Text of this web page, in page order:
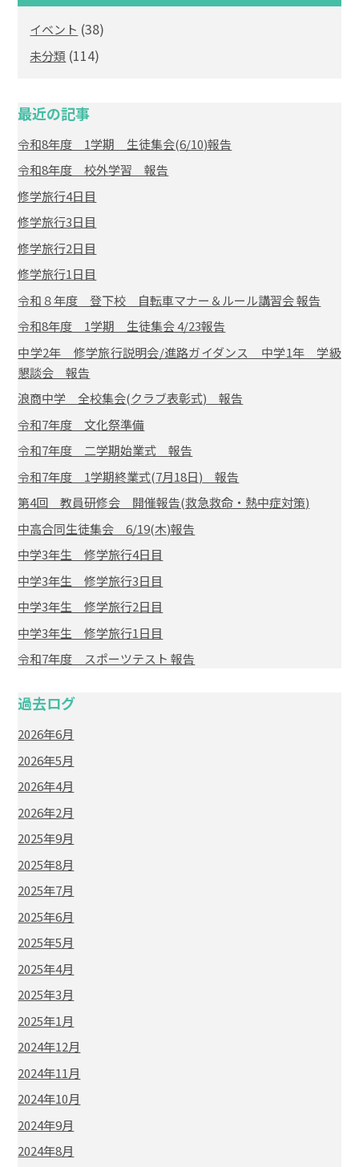
イベント (38)
未分類 (114)
最近の記事
令和8年度 1学期 生徒集会(6/10)報告
令和8年度 校外学習 報告
修学旅行4日目
修学旅行3日目
修学旅行2日目
修学旅行1日目
令和８年度 登下校 自転車マナー＆ルール講習会 報告
令和8年度 1学期 生徒集会 4/23報告
中学2年 修学旅行説明会/進路ガイダンス 中学1年 学級
懇談会 報告
浪商中学 全校集会(クラブ表彰式) 報告
令和7年度 文化祭準備
令和7年度 二学期始業式 報告
令和7年度 1学期終業式(7月18日) 報告
第4回 教員研修会 開催報告(救急救命・熱中症対策)
中高合同生徒集会 6/19(木)報告
中学3年生 修学旅行4日目
中学3年生 修学旅行3日目
中学3年生 修学旅行2日目
中学3年生 修学旅行1日目
令和7年度 スポーツテスト 報告
過去ログ
2026年6月
2026年5月
2026年4月
2026年2月
2025年9月
2025年8月
2025年7月
2025年6月
2025年5月
2025年4月
2025年3月
2025年1月
2024年12月
2024年11月
2024年10月
2024年9月
2024年8月